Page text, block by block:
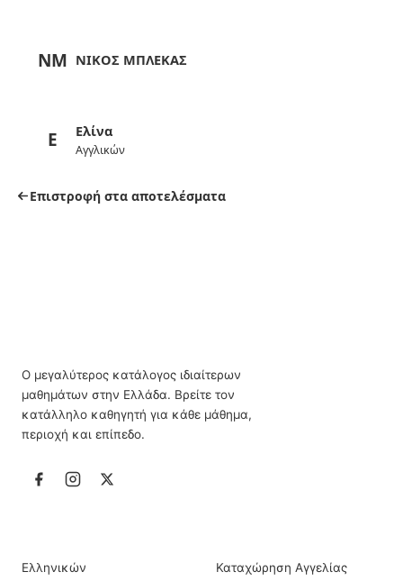
ΝΜ ΝΙΚΟΣ ΜΠΛΕΚΑΣ
Ε Ελίνα
Αγγλικών
Επιστροφή στα αποτελέσματα
Ο μεγαλύτερος κατάλογος ιδιαίτερων
μαθημάτων στην Ελλάδα. Βρείτε τον
κατάλληλο καθηγητή για κάθε μάθημα,
περιοχή και επίπεδο.
Ελληνικών
Καταχώρηση Αγγελίας